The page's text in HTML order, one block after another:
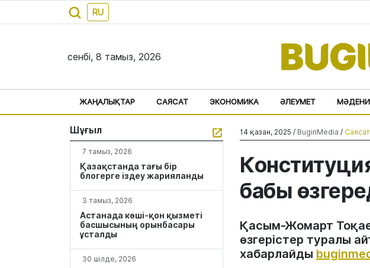
RU
сенбі, 8 тамыз, 2026
ЖАҢАЛЫҚТАР САЯСАТ ЭКОНОМИКА ӘЛЕУМЕТ
Шұғыл
7 тамыз, 2026
Қазақстанда тағы бір
блогерге іздеу жарияланды
3 тамыз, 2026
Астанада көші-қон қызметі
басшысының орынбасары
ұсталды
30 шілде, 2026
14 қазан, 2025 / BuginMedia / Саясат
бабы
Қасым-Жомарт Тоқаев
өзгерістер туралы
хабарлайды